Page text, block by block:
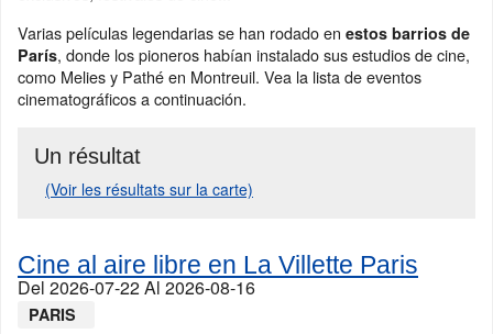
Varias películas legendarias se han rodado en estos barrios de
París, donde los pioneros habían instalado sus estudios de cine,
como Melies y Pathé en Montreuil. Vea la lista de eventos
cinematográficos a continuación.
Un résultat
(Voir les résultats sur la carte)
Cine al aire libre en La Villette Paris
Del 2026-07-22Al 2026-08-16
PARIS